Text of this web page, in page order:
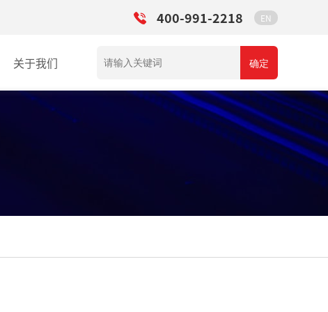
400-991-2218 EN
关于我们 确定